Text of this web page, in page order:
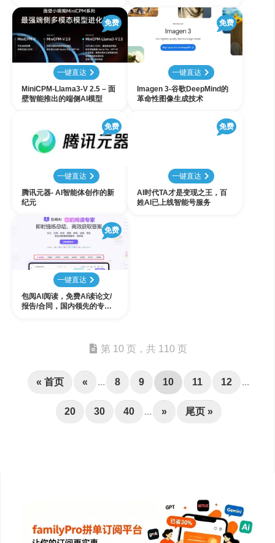
免费
一键直达
MiniCPM-Llama3-V 2.5 – 面
壁智能推出的端侧AI模型
免费
一键直达
Imagen 3-谷歌DeepMind的
革命性图像生成技术
免费
一键直达
腾讯元器- AI智能体创作的新
纪元
免费
一键直达
AI时代TA才是变现之王，百
姓AI已上线智能号服务
免费
一键直达
包阅AI阅读，免费AI读论文/
报告/合同，国内领先的专业A
第 10 页，共 110 页
« 首页 « ... 8 9 10 11 12 ...
20 30 40 ... » 尾页 »